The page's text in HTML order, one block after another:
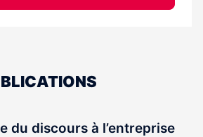
du discours à l’entreprise